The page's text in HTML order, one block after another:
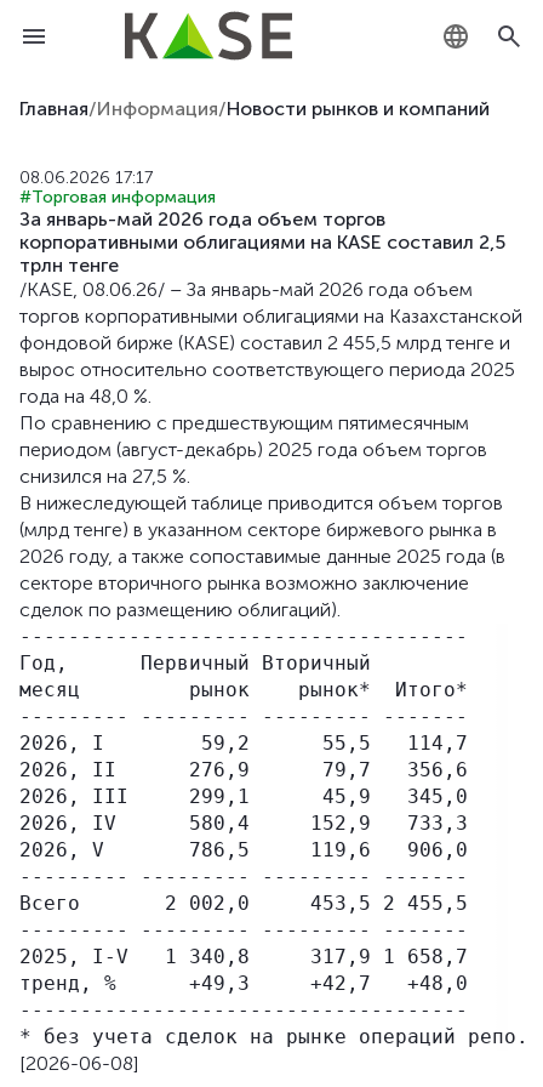
KZ
Главная/Информация/Новости рынков и компаний
08.06.2026 17:17
#Торговая информация
За январь-май 2026 года объем торгов
корпоративными облигациями на KASE составил 2,5
трлн тенге
/KASE, 08.06.26/ – За январь-май 2026 года объем
торгов корпоративными облигациями на Казахстанской
фондовой бирже (KASE) составил 2 455,5 млрд тенге и
вырос относительно соответствующего периода 2025
года на 48,0 %.
По сравнению с предшествующим пятимесячным
периодом (август-декабрь) 2025 года объем торгов
снизился на 27,5 %.
В нижеследующей таблице приводится объем торгов
(млрд тенге) в указанном секторе биржевого рынка в
2026 году, а также сопоставимые данные 2025 года (в
секторе вторичного рынка возможно заключение
сделок по размещению облигаций).
-------------------------------------
Год,      Первичный Вторичный
месяц         рынок    рынок*  Итого*
--------- --------- --------- -------
2026, I        59,2      55,5   114,7
2026, II      276,9      79,7   356,6
2026, III     299,1      45,9   345,0
2026, IV      580,4     152,9   733,3
2026, V       786,5     119,6   906,0
--------- --------- --------- -------
Всего       2 002,0     453,5 2 455,5
--------- --------- --------- -------
2025, I-V   1 340,8     317,9 1 658,7
тренд, %      +49,3     +42,7   +48,0
-------------------------------------
[2026-06-08]